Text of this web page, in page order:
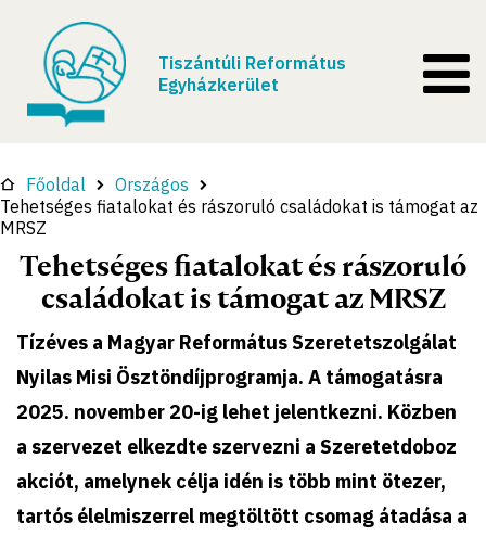
Tiszántúli Református
Egyházkerület
Főoldal
Országos
Tehetséges fiatalokat és rászoruló családokat is támogat az
MRSZ
Tehetséges fiatalokat és rászoruló
családokat is támogat az MRSZ
Tízéves a Magyar Református Szeretetszolgálat
Nyilas Misi Ösztöndíjprogramja. A támogatásra
2025. november 20-ig lehet jelentkezni. Közben
a szervezet elkezdte szervezni a Szeretetdoboz
akciót, amelynek célja idén is több mint ötezer,
tartós élelmiszerrel megtöltött csomag átadása a